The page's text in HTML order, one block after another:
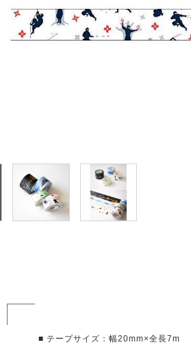
■ テープサイズ：幅20mm×全長7m